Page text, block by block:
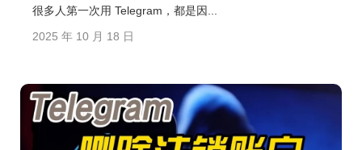
很多人第一次用 Telegram，都是因...
2025 年 10 月 18 日